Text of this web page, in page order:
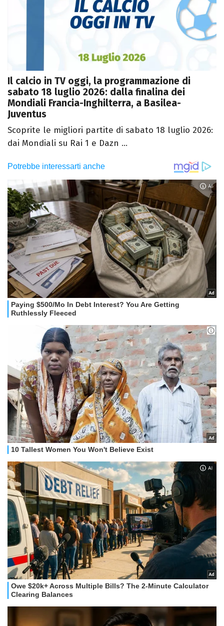
Il calcio in TV oggi, la programmazione di
sabato 18 luglio 2026: dalla finalina dei
Mondiali Francia-Inghilterra, a Basilea-
Juventus
Scoprite le migliori partite di sabato 18 luglio 2026:
dai Mondiali su Rai 1 e Dazn ...